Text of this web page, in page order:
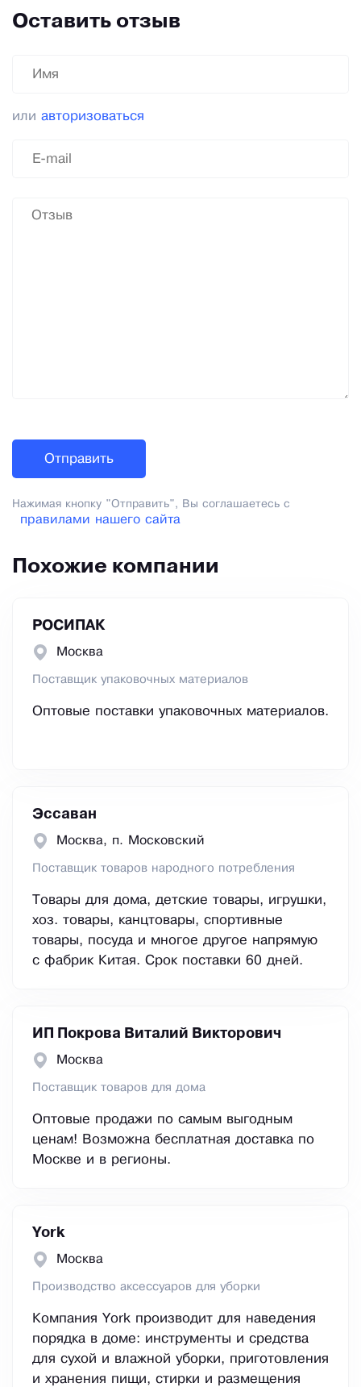
Оставить отзыв
или авторизоваться
Нажимая кнопку "Отправить", Вы соглашаетесь с
правилами нашего сайта
Похожие компании
РОСИПАК
Москва
Поставщик упаковочных материалов
Оптовые поставки упаковочных материалов.
Эссаван
Москва, п. Московский
Поставщик товаров народного потребления
Товары для дома, детские товары, игрушки,
хоз. товары, канцтовары, спортивные
товары, посуда и многое другое напрямую
с фабрик Китая. Срок поставки 60 дней.
ИП Покрова Виталий Викторович
Москва
Поставщик товаров для дома
Оптовые продажи по самым выгодным
ценам! Возможна бесплатная доставка по
Москве и в регионы.
York
Москва
Производство аксессуаров для уборки
Компания York производит для наведения
порядка в доме: инструменты и средства
для сухой и влажной уборки, приготовления
и хранения пищи, стирки и размещения